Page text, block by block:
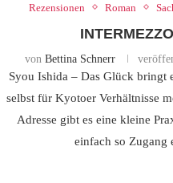
Rezensionen Roman
von Bettina Schnerr
Syou Ishida – Das Glück bringt
selbst für Kyotoer Verhältnisse
Adresse gibt es eine kleine
einfach so